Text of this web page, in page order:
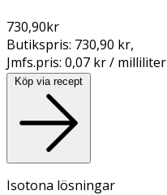
730,90kr
Butikspris: 730,90 kr,
Jmfs.pris: 0,07 kr / milliliter
Köp via recept
Isotona lösningar